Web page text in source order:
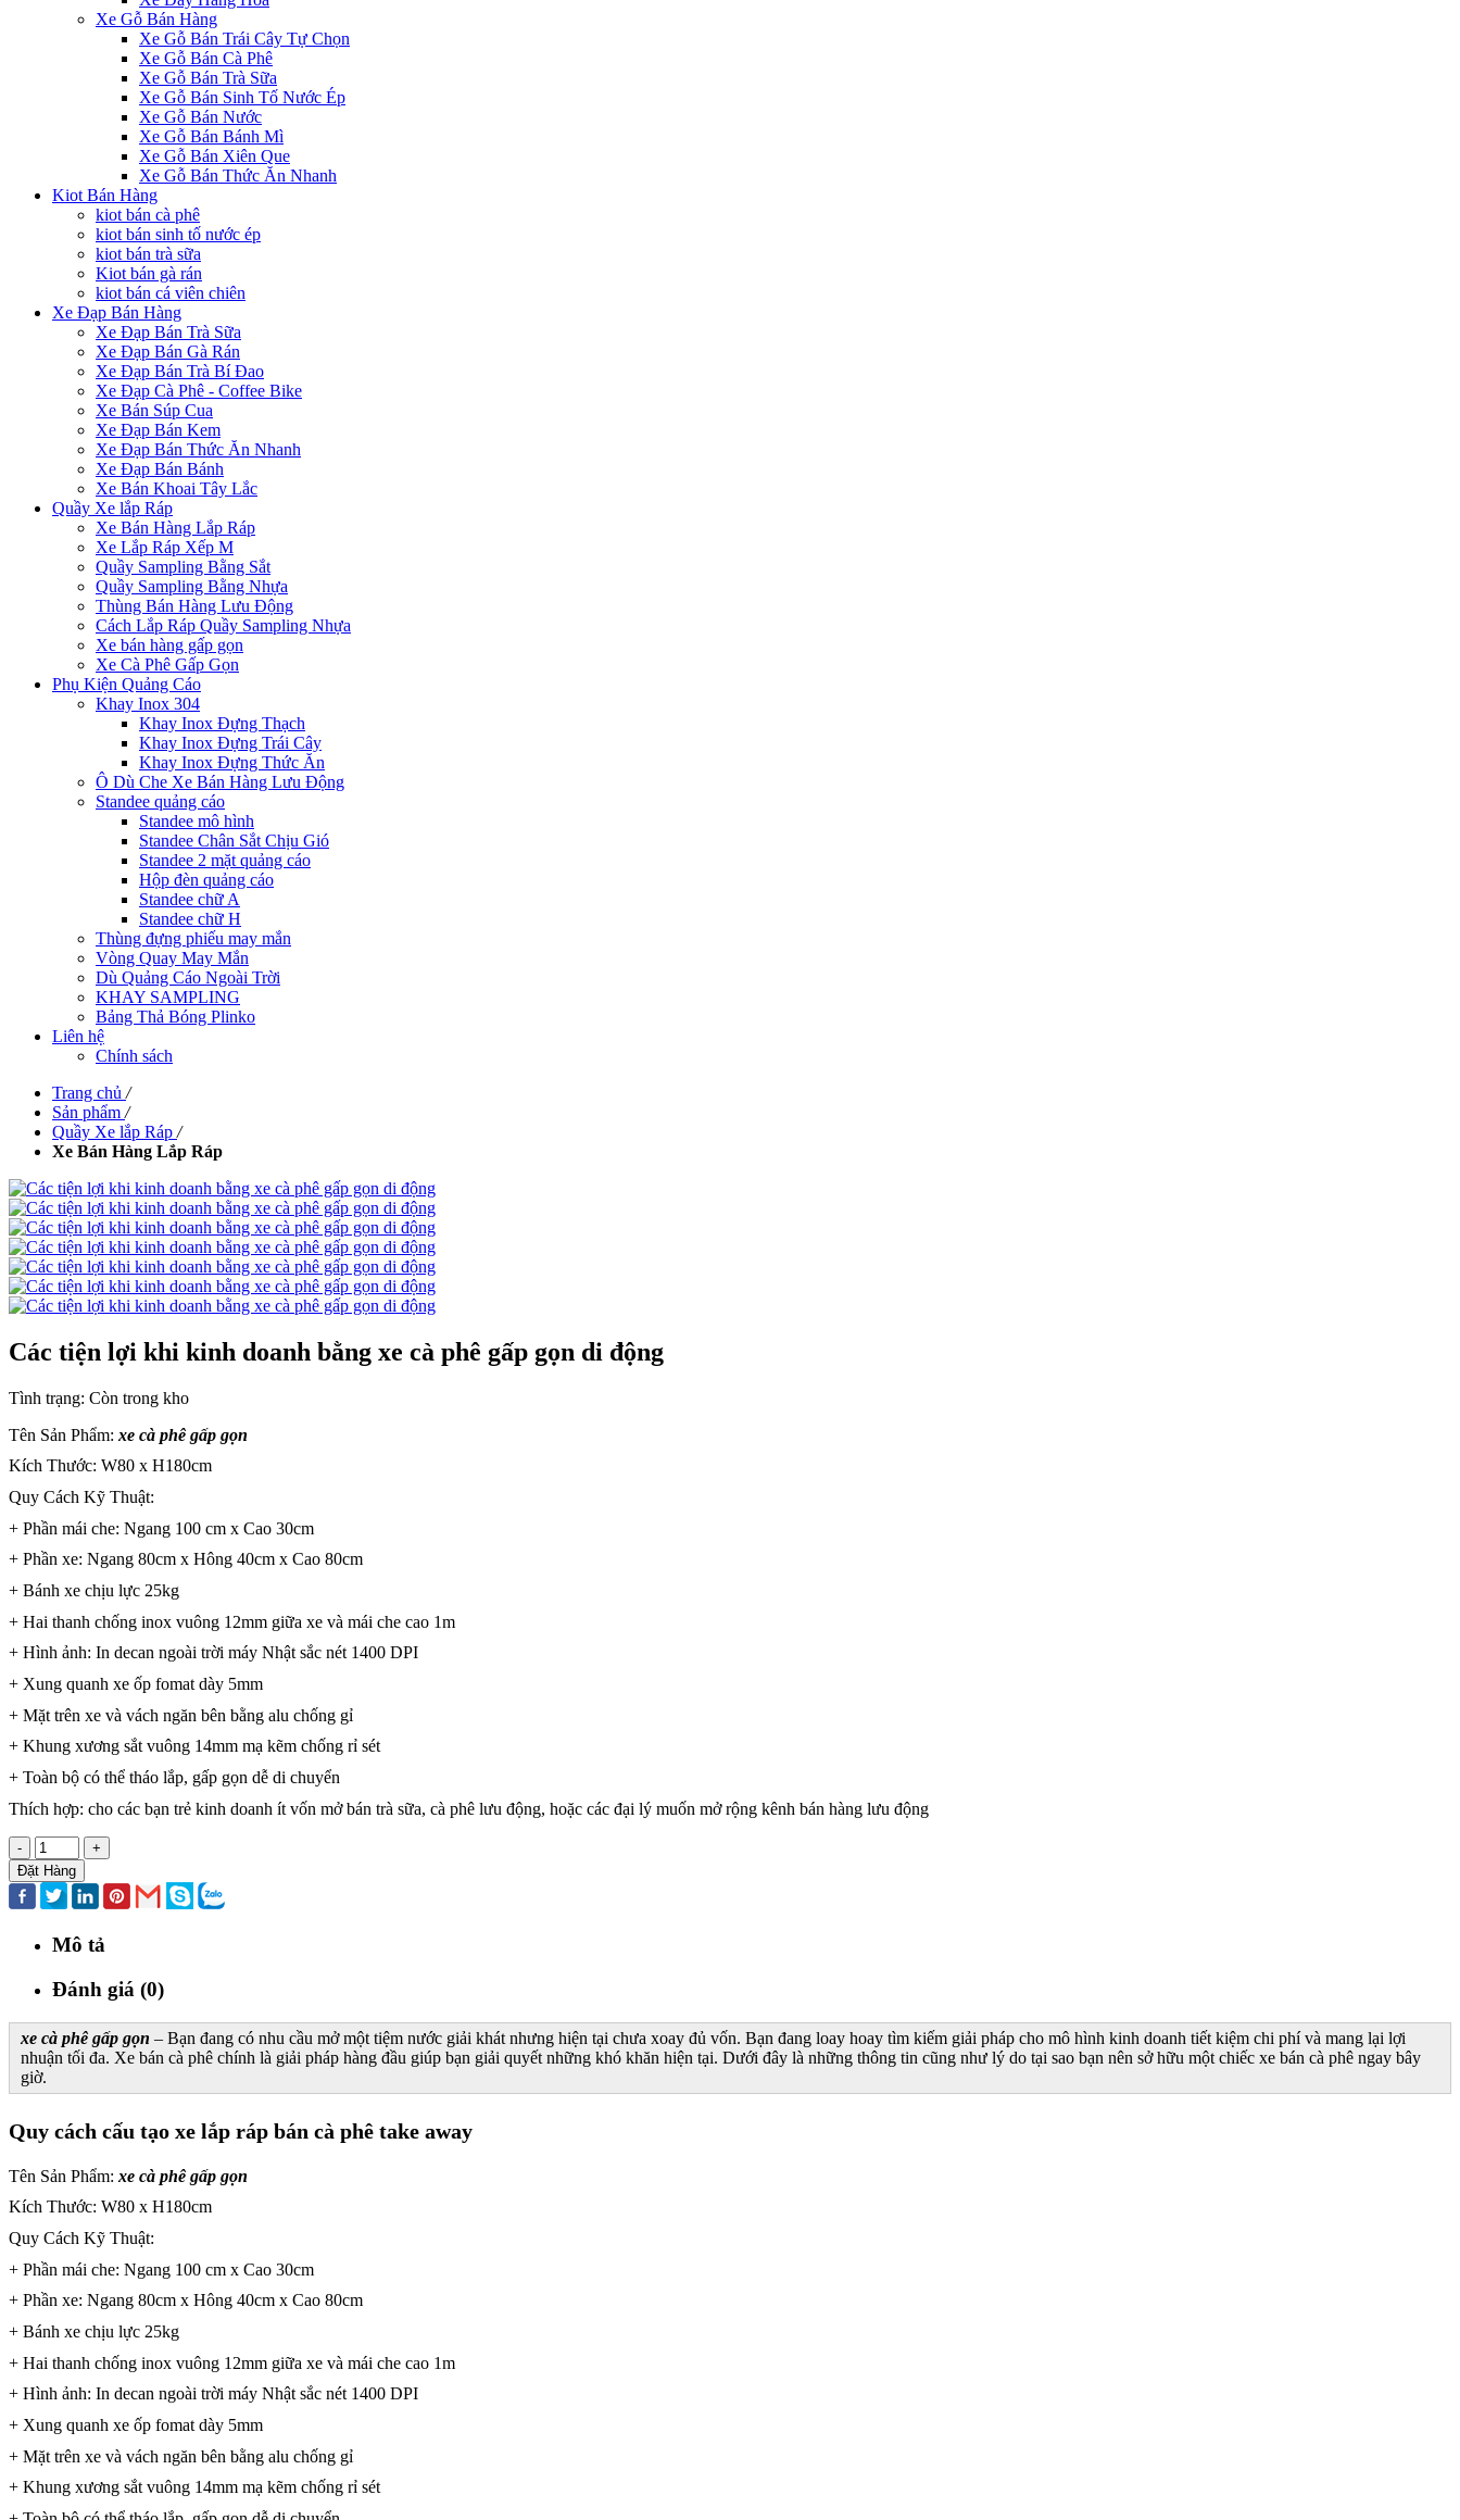
Xe Gỗ Bán Hàng
Xe Gỗ Bán Trái Cây Tự Chọn
Xe Gỗ Bán Cà Phê
Xe Gỗ Bán Trà Sữa
Xe Gỗ Bán Sinh Tố Nước Ép
Xe Gỗ Bán Nước
Xe Gỗ Bán Bánh Mì
Xe Gỗ Bán Xiên Que
Xe Gỗ Bán Thức Ăn Nhanh
Kiot Bán Hàng
kiot bán cà phê
kiot bán sinh tố nước ép
kiot bán trà sữa
Kiot bán gà rán
kiot bán cá viên chiên
Xe Đạp Bán Hàng
Xe Đạp Bán Trà Sữa
Xe Đạp Bán Gà Rán
Xe Đạp Bán Trà Bí Đao
Xe Đạp Cà Phê - Coffee Bike
Xe Bán Súp Cua
Xe Đạp Bán Kem
Xe Đạp Bán Thức Ăn Nhanh
Xe Đạp Bán Bánh
Xe Bán Khoai Tây Lắc
Quầy Xe lắp Ráp
Xe Bán Hàng Lắp Ráp
Xe Lắp Ráp Xếp M
Quầy Sampling Bằng Sắt
Quầy Sampling Bằng Nhựa
Thùng Bán Hàng Lưu Động
Cách Lắp Ráp Quầy Sampling Nhựa
Xe bán hàng gấp gọn
Xe Cà Phê Gấp Gọn
Phụ Kiện Quảng Cáo
Khay Inox 304
Khay Inox Đựng Thạch
Khay Inox Đựng Trái Cây
Khay Inox Đựng Thức Ăn
Ô Dù Che Xe Bán Hàng Lưu Động
Standee quảng cáo
Standee mô hình
Standee Chân Sắt Chịu Gió
Standee 2 mặt quảng cáo
Hộp đèn quảng cáo
Standee chữ A
Standee chữ H
Thùng đựng phiếu may mắn
Vòng Quay May Mắn
Dù Quảng Cáo Ngoài Trời
KHAY SAMPLING
Bảng Thả Bóng Plinko
Liên hệ
Chính sách
Trang chủ /
Sản phẩm /
Quầy Xe lắp Ráp /
Xe Bán Hàng Lắp Ráp
Các tiện lợi khi kinh doanh bằng xe cà phê gấp gọn di động
Tình trạng: Còn trong kho
Tên Sản Phẩm: xe cà phê gấp gọn
Kích Thước: W80 x H180cm
Quy Cách Kỹ Thuật:
+ Phần mái che: Ngang 100 cm x Cao 30cm
+ Phần xe: Ngang 80cm x Hông 40cm x Cao 80cm
+ Bánh xe chịu lực 25kg
+ Hai thanh chống inox vuông 12mm giữa xe và mái che cao 1m
+ Hình ảnh: In decan ngoài trời máy Nhật sắc nét 1400 DPI
+ Xung quanh xe ốp fomat dày 5mm
+ Mặt trên xe và vách ngăn bên bằng alu chống gỉ
+ Khung xương sắt vuông 14mm mạ kẽm chống rỉ sét
+ Toàn bộ có thể tháo lắp, gấp gọn dễ di chuyển
Thích hợp: cho các bạn trẻ kinh doanh ít vốn mở bán trà sữa, cà phê lưu động, hoặc các đại lý muốn mở rộng kênh bán hàng lưu động
-
+
Đặt Hàng
Mô tả
Đánh giá (0)
xe cà phê gấp gọn – Bạn đang có nhu cầu mở một tiệm nước giải khát nhưng hiện tại chưa xoay đủ vốn. Bạn đang loay hoay tìm kiếm giải pháp cho mô hình kinh doanh tiết kiệm chi phí và mang lại lợi
nhuận tối đa. Xe bán cà phê chính là giải pháp hàng đầu giúp bạn giải quyết những khó khăn hiện tại. Dưới đây là những thông tin cũng như lý do tại sao bạn nên sở hữu một chiếc xe bán cà phê ngay bây
giờ.
Quy cách cấu tạo xe lắp ráp bán cà phê take away
Tên Sản Phẩm: xe cà phê gấp gọn
Kích Thước: W80 x H180cm
Quy Cách Kỹ Thuật:
+ Phần mái che: Ngang 100 cm x Cao 30cm
+ Phần xe: Ngang 80cm x Hông 40cm x Cao 80cm
+ Bánh xe chịu lực 25kg
+ Hai thanh chống inox vuông 12mm giữa xe và mái che cao 1m
+ Hình ảnh: In decan ngoài trời máy Nhật sắc nét 1400 DPI
+ Xung quanh xe ốp fomat dày 5mm
+ Mặt trên xe và vách ngăn bên bằng alu chống gỉ
+ Khung xương sắt vuông 14mm mạ kẽm chống rỉ sét